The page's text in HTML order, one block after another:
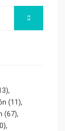
BUSCAR
(11)
(67)